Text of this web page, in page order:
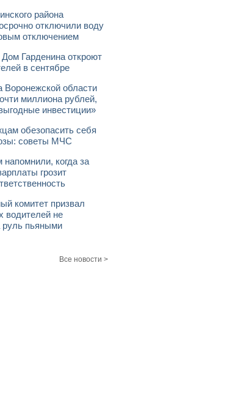
района
отключили воду
отключением
Гарденина откроют
в сентябре
Воронежской области
миллиона рублей,
инвестиции»
обезопасить себя
советы МЧС
когда за
грозит
комитет призвал
водителей не
руль пьяными
Все новости >